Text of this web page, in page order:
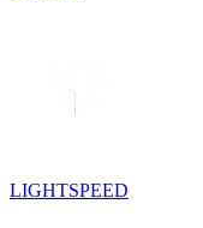
LIGHTSPEED